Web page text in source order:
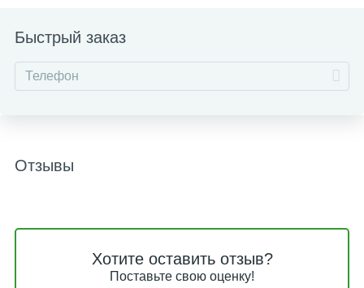
Быстрый заказ
Отзывы
Хотите оставить отзыв?
Поставьте свою оценку!